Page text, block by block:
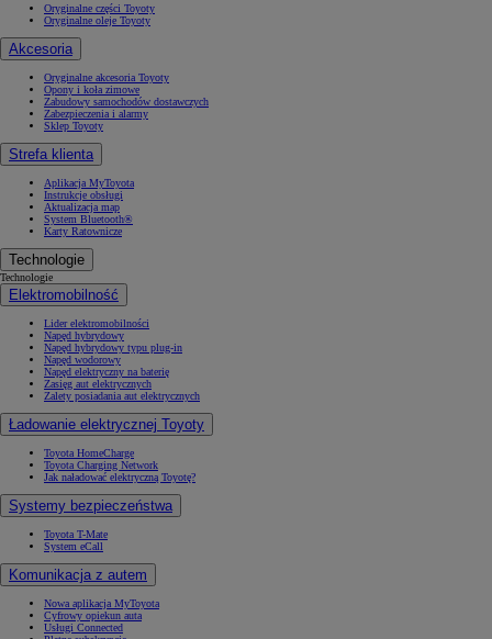
Oryginalne części Toyoty
Oryginalne oleje Toyoty
Akcesoria
Oryginalne akcesoria Toyoty
Opony i koła zimowe
Zabudowy samochodów dostawczych
Zabezpieczenia i alarmy
Sklep Toyoty
Strefa klienta
Aplikacja MyToyota
Instrukcje obsługi
Aktualizacja map
System Bluetooth®
Karty Ratownicze
Technologie
Technologie
Elektromobilność
Lider elektromobilności
Napęd hybrydowy
Napęd hybrydowy typu plug-in
Napęd wodorowy
Napęd elektryczny na baterię
Zasięg aut elektrycznych
Zalety posiadania aut elektrycznych
Ładowanie elektrycznej Toyoty
Toyota HomeCharge
Toyota Charging Network
Jak naładować elektryczną Toyotę?
Systemy bezpieczeństwa
Toyota T-Mate
System eCall
Komunikacja z autem
Nowa aplikacja MyToyota
Cyfrowy opiekun auta
Usługi Connected